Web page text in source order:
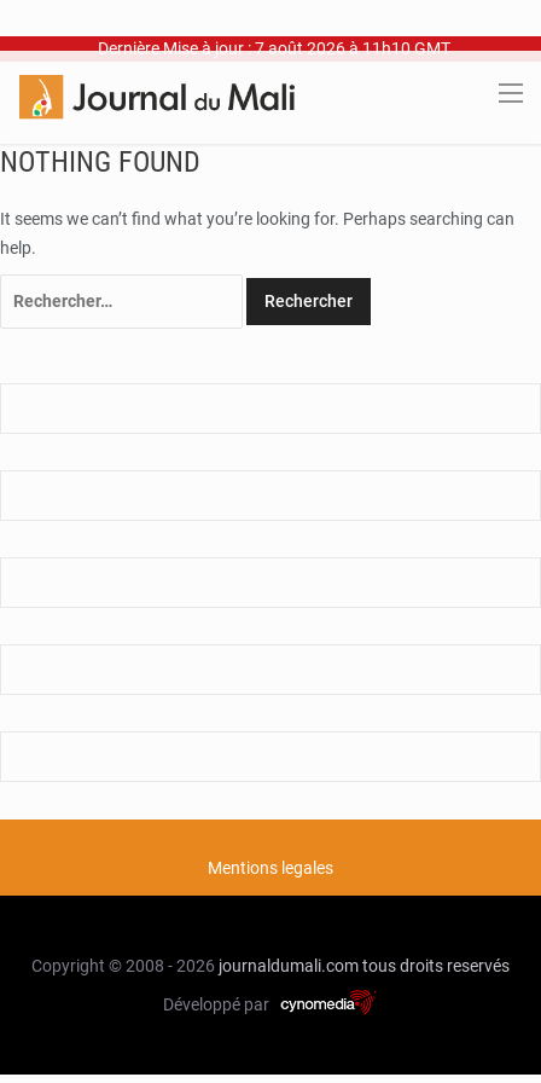
Dernière Mise à jour : 7 août 2026 à 11h10 GMT
NOTHING FOUND
It seems we can’t find what you’re looking for. Perhaps searching can
help.
Mentions legales
Copyright © 2008 - 2026 journaldumali.comtous droits reservés
Développé par